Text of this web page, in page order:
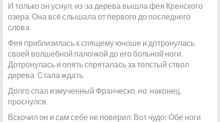
И только он уснул, из-за дерева вышла фея Кренского
озера. Она всё слышала от первого до последнего
слова.
Фея приблизилась к спящему юноше и дотронулась
своей волшебной палочкой до его больной ноги.
Дотронулась и опять спряталась за толстый ствол
дерева. Стала ждать.
Долго спал измученный Франческо, но, наконец,
проснулся.
Вскочил он и сам себе не поверил. Вот чудо! Обе ноги